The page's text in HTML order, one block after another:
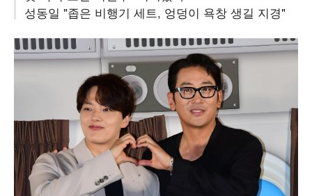
성동일 "좁은 비행기 세트, 엉덩이 욕창 생길 지경"